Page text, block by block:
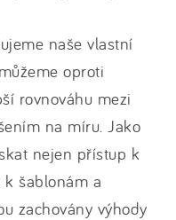
naše vlastní
oproti
rovnováhu mezi
na míru. Jako
nejen přístup k
k šablonám a
zachovány výhody